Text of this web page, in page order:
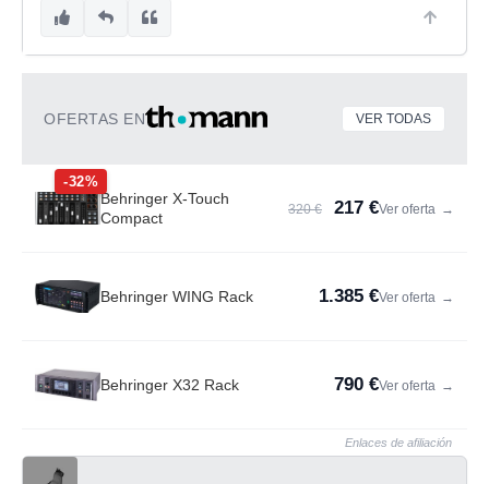
OFERTAS EN VER TODAS
-32%
Behringer X-Touch
Compact
320 € 217 €Ver oferta →
Behringer WING Rack 1.385 €Ver oferta →
Behringer X32 Rack 790 €Ver oferta →
Enlaces de afiliación